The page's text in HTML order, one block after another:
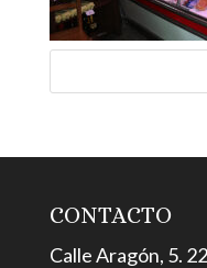
CONTACTO
Calle Aragón, 5.